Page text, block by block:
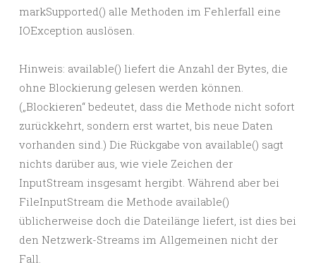
markSupported() alle Methoden im Fehlerfall eine
IOException auslösen.
Hinweis: available() liefert die Anzahl der Bytes, die
ohne Blockierung gelesen werden können.
(„Blockieren“ bedeutet, dass die Methode nicht sofort
zurückkehrt, sondern erst wartet, bis neue Daten
vorhanden sind.) Die Rückgabe von available() sagt
nichts darüber aus, wie viele Zeichen der
InputStream insgesamt hergibt. Während aber bei
FileInputStream die Methode available()
üblicherweise doch die Dateilänge liefert, ist dies bei
den Netzwerk-Streams im Allgemeinen nicht der
Fall.